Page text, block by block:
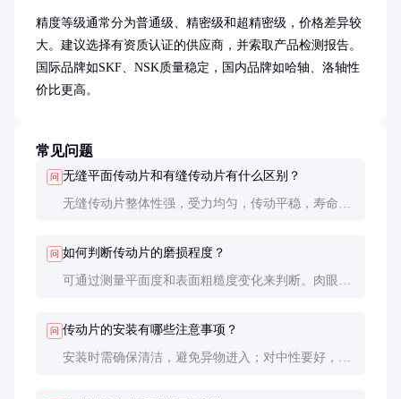
精度等级通常分为普通级、精密级和超精密级，价格差异较
大。建议选择有资质认证的供应商，并索取产品检测报告。
国际品牌如SKF、NSK质量稳定，国内品牌如哈轴、洛轴性
价比更高。
常见问题
问 无缝平面传动片和有缝传动片有什么区别？
无缝传动片整体性强，受力均匀，传动平稳，寿命
问 如何判断传动片的磨损程度？
可通过测量平面度和表面粗糙度变化来判断。肉眼可
问 传动片的安装有哪些注意事项？
安装时需确保清洁，避免异物进入；对中性要好，螺